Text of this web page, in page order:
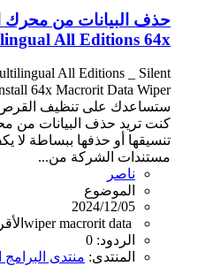
All Editions 64x
All Editions _ Silent
ستساعدك على تنظيف القرص
كنت تريد حذف البيانات من
تنسيقها أو حذفها ببساطة لا
مستندات الشركة من...
ناصر
الموضوع
2024/12/05
data
macrorit
wiper
الردود: 0
المنتدى: منتدى البرامج